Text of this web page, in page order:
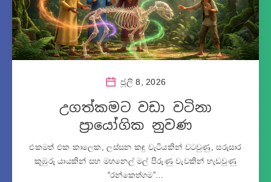
ජූලි 8, 2026
උගත්කමට වඩා වටිනා
ප්‍රායෝගික නුවණ
එකමත් එක කාලෙක, ලස්සන කඳු වැටියකින් වටවුණු, සරුසාර
කුඹුරු යායකින් සහ මහනෙල් මල් පිරුණු වැවකින් හැඩවුණු
“රන්කෙත්ගම”…